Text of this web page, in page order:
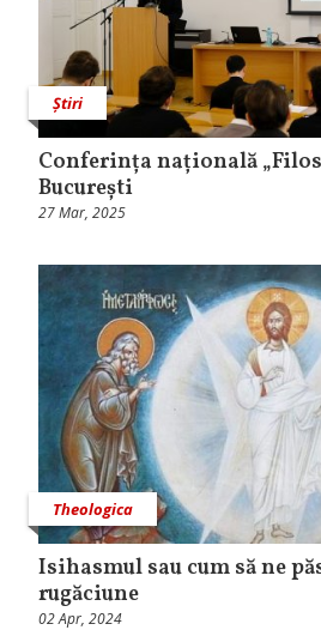
Știri
Conferința națională
București
27 Mar, 2025
Theologica
Isihasmul sau cum să ne
rugăciune
02 Apr, 2024